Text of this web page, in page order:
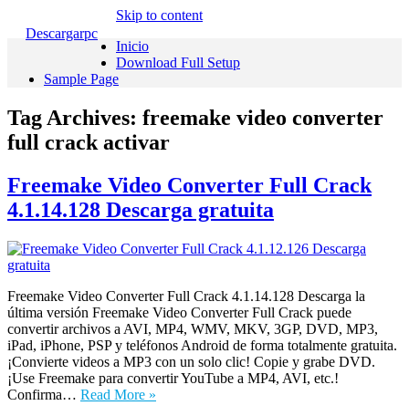
Descargarpc
Skip to content
Inicio
Download Full Setup
Sample Page
Tag Archives: freemake video converter
full crack activar
Freemake Video Converter Full Crack
4.1.14.128 Descarga gratuita
Freemake Video Converter Full Crack 4.1.14.128 Descarga la
última versión Freemake Video Converter Full Crack puede
convertir archivos a AVI, MP4, WMV, MKV, 3GP, DVD, MP3,
iPad, iPhone, PSP y teléfonos Android de forma totalmente gratuita.
¡Convierte videos a MP3 con un solo clic! Copie y grabe DVD.
¡Use Freemake para convertir YouTube a MP4, AVI, etc.!
Confirma… Read More »